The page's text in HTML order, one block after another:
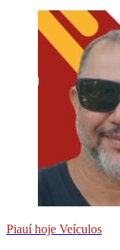
Piauí hoje Veículos